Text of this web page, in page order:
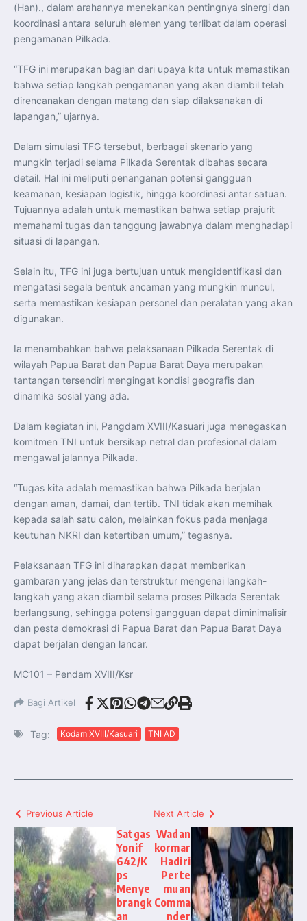
Perkuat Kerja Sama Repatriasi Artefak Budaya
Menteri PKP dan Ketua DEN Perkuat Kolaborasi
Teknologi, Data, dan Pembiayaan Demi Percepatan
Program 3 Juta Rumah
Pendaftaran MagangHub Angkatan II Batch 1 Dibuka
dan Sertifikasi Kompetensi
KASAU Bekali 154 Perwira Remaja AAU 2026, Tekankan
Integritas dan Profesionalisme sebagai Bekal
Pengabdian
Menlu Sugiono Dorong Kemitraan ASEAN–Inggris yang
Lebih Erat Hadapi Tantangan Global
Indonesia Dorong ASEAN dan Uni Eropa Perkuat
Menlu RI Dorong Kemitraan Ekonomi ASEAN–Korea
Selatan untuk Perkuat Ketahanan Kawasan
Kemitraan ASEAN–Kanada Perkuat Ketahanan Ekonomi,
Pangan, dan Energi Kawasan
ASEAN dan India Perkuat Ketahanan Kawasan lewat
Kerja Sama Maritim, Ekonomi, dan Kesehatan
BI Pertahankan BI-Rate 5,75 Persen untuk Jaga
Stabilitas dan Dukung Pertumbuhan Ekonomi
Kepala BGN Sudaryono Tegaskan Komitmen Perkuat
Transparansi dan Akuntabilitas Program Makan Bergizi
Gratis
(Han)., dalam arahannya menekankan pentingnya sinergi dan
koordinasi antara seluruh elemen yang terlibat dalam operasi
pengamanan Pilkada.
“TFG ini merupakan bagian dari upaya kita untuk memastikan
bahwa setiap langkah pengamanan yang akan diambil telah
direncanakan dengan matang dan siap dilaksanakan di
lapangan,” ujarnya.
Dalam simulasi TFG tersebut, berbagai skenario yang
mungkin terjadi selama Pilkada Serentak dibahas secara
detail. Hal ini meliputi penanganan potensi gangguan
keamanan, kesiapan logistik, hingga koordinasi antar satuan.
Tujuannya adalah untuk memastikan bahwa setiap prajurit
memahami tugas dan tanggung jawabnya dalam menghadapi
situasi di lapangan.
Selain itu, TFG ini juga bertujuan untuk mengidentifikasi dan
mengatasi segala bentuk ancaman yang mungkin muncul,
serta memastikan kesiapan personel dan peralatan yang akan
digunakan.
Ia menambahkan bahwa pelaksanaan Pilkada Serentak di
wilayah Papua Barat dan Papua Barat Daya merupakan
tantangan tersendiri mengingat kondisi geografis dan
dinamika sosial yang ada.
Dalam kegiatan ini, Pangdam XVIII/Kasuari juga menegaskan
komitmen TNI untuk bersikap netral dan profesional dalam
mengawal jalannya Pilkada.
“Tugas kita adalah memastikan bahwa Pilkada berjalan
dengan aman, damai, dan tertib. TNI tidak akan memihak
kepada salah satu calon, melainkan fokus pada menjaga
keutuhan NKRI dan ketertiban umum,” tegasnya.
Pelaksanaan TFG ini diharapkan dapat memberikan
gambaran yang jelas dan terstruktur mengenai langkah-
langkah yang akan diambil selama proses Pilkada Serentak
berlangsung, sehingga potensi gangguan dapat diminimalisir
dan pesta demokrasi di Papua Barat dan Papua Barat Daya
dapat berjalan dengan lancar.
MC101 – Pendam XVIII/Ksr
Bagi Artikel
Tag: Kodam XVIII/Kasuari TNI AD
Previous Article
Satgas
Yonif
642/K
ps
Menye
brangk
an
Next Article
Wadan
kormar
Hadiri
Perte
muan
Comma
nder